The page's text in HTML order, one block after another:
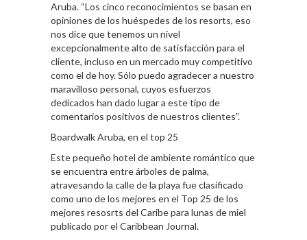
Aruba. “Los cinco reconocimientos se basan en
opiniones de los huéspedes de los resorts, eso
nos dice que tenemos un nivel
excepcionalmente alto de satisfacción para el
cliente, incluso en un mercado muy competitivo
como el de hoy. Sólo puedo agradecer a nuestro
maravilloso personal, cuyos esfuerzos
dedicados han dado lugar a este tipo de
comentarios positivos de nuestros clientes”.
Boardwalk Aruba, en el top 25
Este pequeño hotel de ambiente romántico que
se encuentra entre árboles de palma,
atravesando la calle de la playa fue clasificado
como uno de los mejores en el Top 25 de los
mejores resosrts del Caribe para lunas de miel
publicado por el Caribbean Journal.